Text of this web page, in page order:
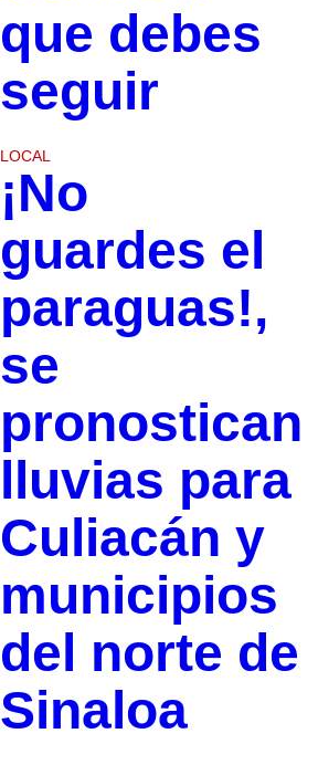
que debes
seguir
LOCAL
¡No
guardes el
paraguas!,
se
pronostican
lluvias para
Culiacán y
municipios
del norte de
Sinaloa